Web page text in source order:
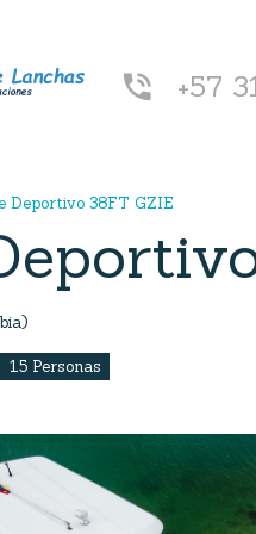

 +57
Deportivo 38FT GZIE
15 Personas